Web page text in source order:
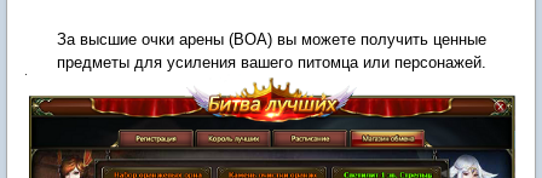
За высшие очки арены (ВОА) вы можете получить ценные
предметы для усиления вашего питомца или персонажей.